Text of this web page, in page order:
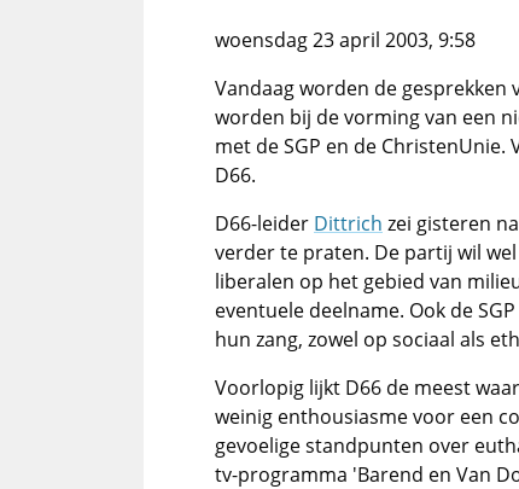
woensdag 23 april 2003, 9:58
Vandaag worden de
worden bij de vorming van een
met de SGP en de
D66.
D66-leider Dittrich zei gisteren
verder te praten. De partij wil
liberalen op het gebied van
eventuele deelname. Ook de
hun zang, zowel op sociaal als
Voorlopig lijkt D66 de meest
weinig enthousiasme voor een
gevoelige standpunten over
tv-programma 'Barend en Van